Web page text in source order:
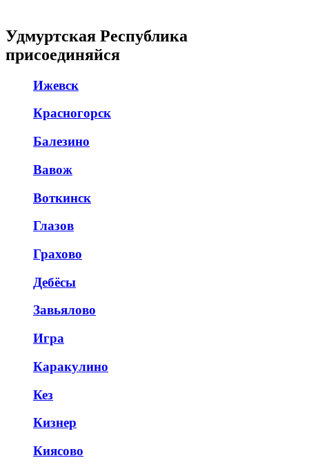
Удмуртская Республика
присоединяйся
Ижевск
Красногорск
Балезино
Вавож
Воткинск
Глазов
Грахово
Дебёсы
Завьялово
Игра
Каракулино
Кез
Кизнер
Киясово